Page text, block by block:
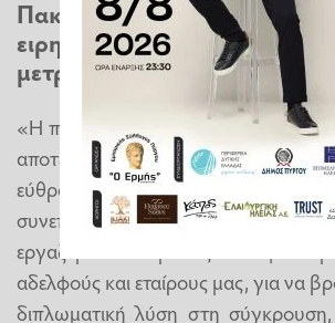
Πακιστάν: «Εργαζόμαστε για
ειρηνική λύση, προτρέποντας
μετριοπάθεια»
«Η πρόσφατη κλιμάκωση της βίας
αποτελεί μια έντονη υπενθύμιση
εύθραυστης εκεχειρίας και
συνεπειών που μπορεί να
εργαζόμαστε επιμελώς και
αδελφούς και εταίρους μας, για να
διπλωματική λύση στη σύγκρουση,